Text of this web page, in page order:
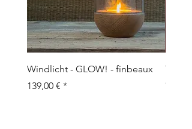
Windlicht - GLOW! - finbeaux
Preis
139,00 €
Topf/